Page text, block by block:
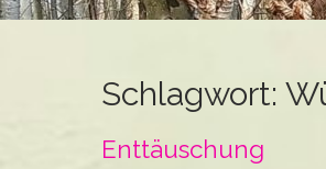
Schlagwort:
Enttäuschung